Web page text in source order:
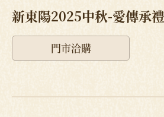
新東陽2025中秋-愛傳承
門市洽購